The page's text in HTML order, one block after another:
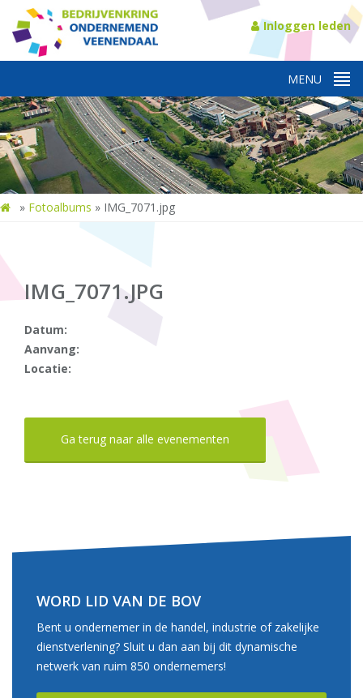
Inloggen leden
» Fotoalbums » IMG_7071.jpg
IMG_7071.JPG
Datum:
Aanvang:
Locatie:
Ga terug naar alle evenementen
WORD LID VAN DE BOV
Bent u ondernemer in de handel, industrie of zakelijke
dienstverlening? Sluit u dan aan bij dit dynamische
netwerk van ruim 850 ondernemers!